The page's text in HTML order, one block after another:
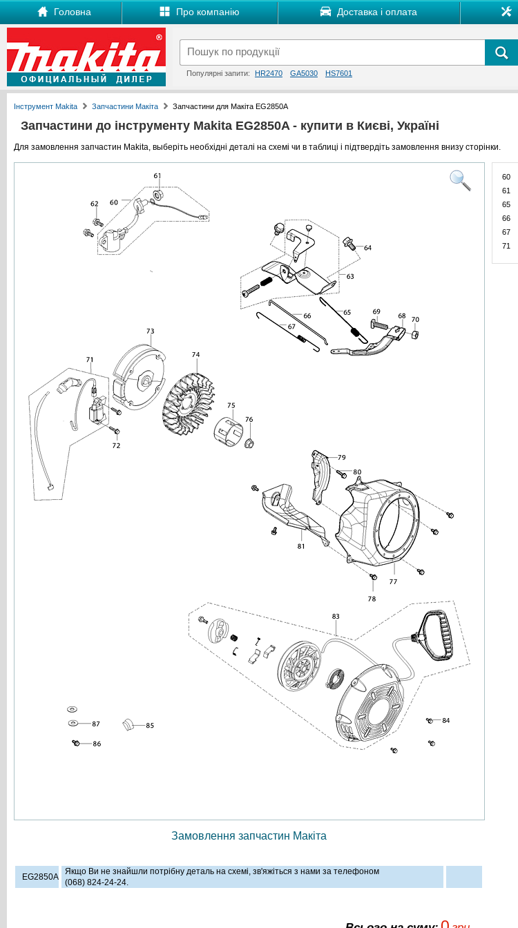
Головна Про компанію Доставка і оплата
Популярні запити: HR2470 GA5030 HS7601
Інструмент Makita Запчастини Макіта Запчастини для Макіта EG2850A
Запчастини до інструменту Makita EG2850A - купити в Києві, Україні
Для замовлення запчастин Makita, выберіть необхідні деталі на схемі чи в таблиці і підтвердіть замовлення внизу сторінки.
Замовлення запчастин Макіта
EG2850A
Якщо Ви не знайшли потрібну деталь на схемі, зв'яжіться з нами за телефоном
(068) 824-24-24.
60
61
65
66
67
71